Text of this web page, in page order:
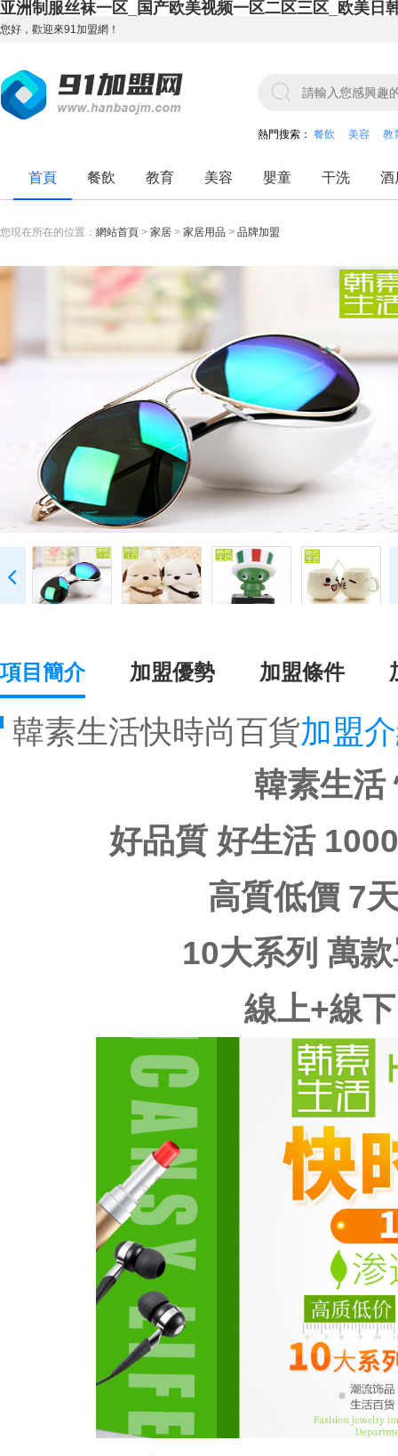
亚洲制服丝袜一区_国产欧美视频一区二区三区_欧美日
您好，歡迎來91加盟網！
熱門搜索： 餐飲 美容 教
首頁 餐飲 教育 美容 嬰童 干洗 酒
您現在所在的位置： 網站首頁 > 家居 > 家居用品 > 品牌加盟
項目簡介 加盟優勢 加盟條件
韓素生活快時尚百貨加盟
韓素生活
好品質 好生活
高質低價 7
10大系列 萬
線上+線